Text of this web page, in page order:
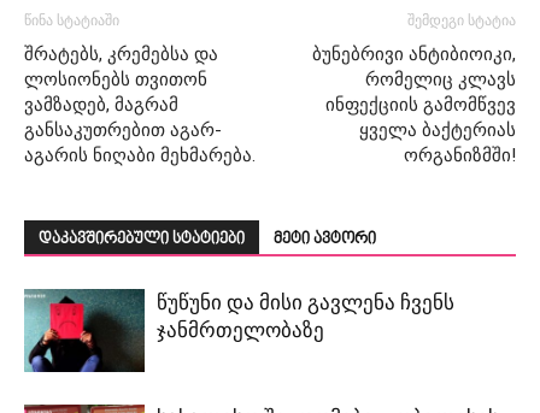
წინა სტატიაში
შრატებს, კრემებსა და
ლოსიონებს თვითონ
ვამზადებ, მაგრამ
განსაკუთრებით აგარ-
აგარის ნიღაბი მეხმარება.
შემდეგი სტატია
ბუნებრივი ანტიბიოიკი,
რომელიც კლავს
ინფექციის გამომწვევ
ყველა ბაქტერიას
ორგანიზმში!
დაკავშირებული სტატიები მეტი ავტორი
წუწუნი და მისი გავლენა ჩვენს
ჯანმრთელობაზე